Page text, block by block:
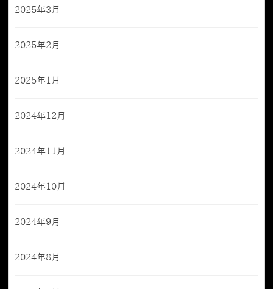
2025年3月
2025年2月
2025年1月
2024年12月
2024年11月
2024年10月
2024年9月
2024年8月